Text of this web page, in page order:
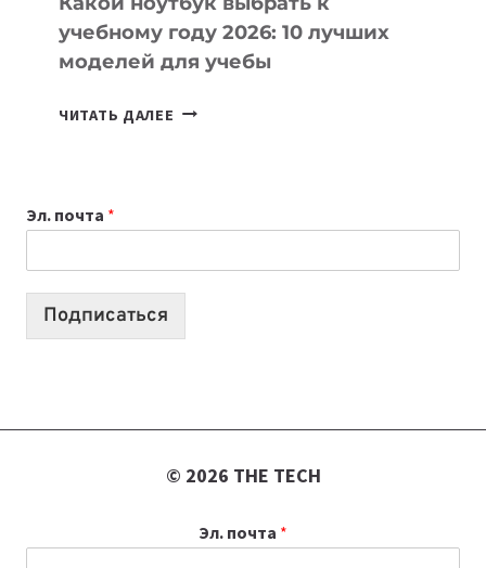
учебному году 2026: 10 лучших
моделей для учебы
ЧИТАТЬ ДАЛЕЕ КАКОЙ
2026:
10
Эл. почта *
Подписаться
© 2026 THE TECH
Эл. почта *